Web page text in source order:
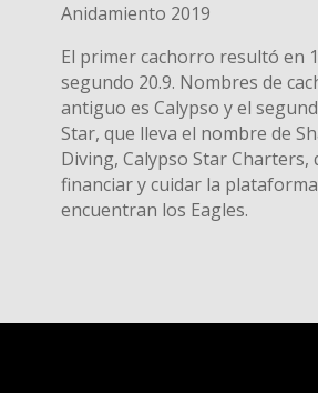
Anidamiento 2019
El primer cachorro resultó en
segundo 20.9. Nombres de
antiguo es Calypso y el
Star, que lleva el nombre de
Diving, Calypso Star Charters,
financiar y cuidar la
encuentran los Eagles.